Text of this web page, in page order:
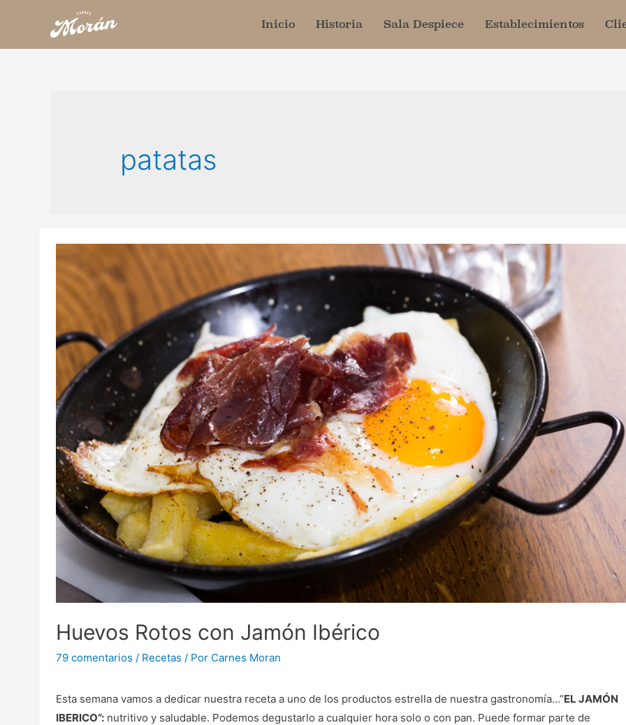
Inicio Historia Sala Despiece Establecimientos
patatas
Huevos Rotos con Jamón Ibérico
79 comentarios / Recetas / Por Carnes Moran
Esta semana vamos a dedicar nuestra receta a uno de los productos estrella de nuestra gastronomía…”EL JAMÓN
IBERICO”:nutritivo y saludable. Podemos degustarlo a cualquier hora solo o con pan. Puede formar parte de